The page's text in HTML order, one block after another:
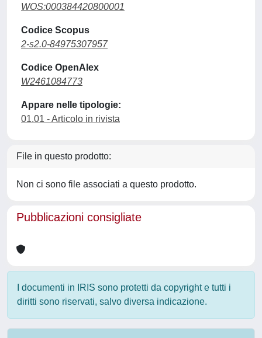
WOS:000384420800001
Codice Scopus
2-s2.0-84975307957
Codice OpenAlex
W2461084773
Appare nelle tipologie:
01.01 - Articolo in rivista
File in questo prodotto:
Non ci sono file associati a questo prodotto.
Pubblicazioni consigliate
I documenti in IRIS sono protetti da copyright e tutti i
diritti sono riservati, salvo diversa indicazione.